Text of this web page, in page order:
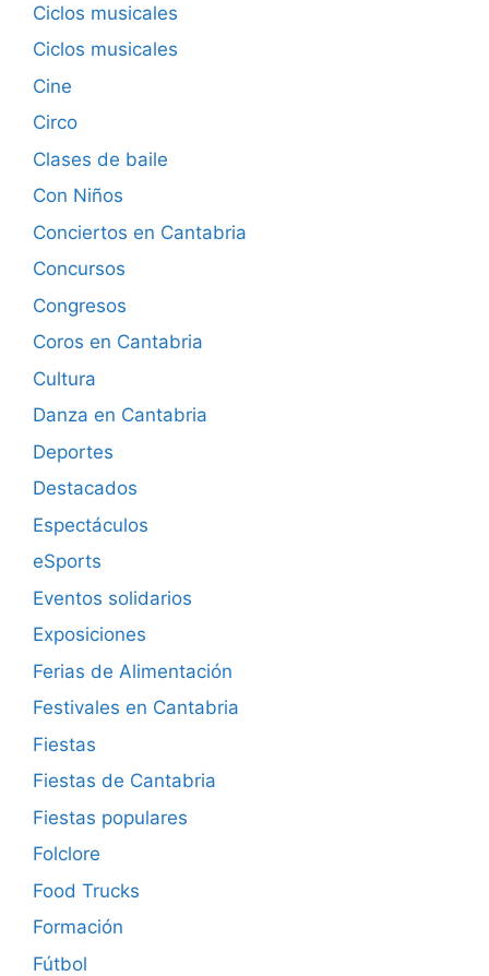
Ciclos musicales
Ciclos musicales
Cine
Circo
Clases de baile
Con Niños
Conciertos en Cantabria
Concursos
Congresos
Coros en Cantabria
Cultura
Danza en Cantabria
Deportes
Destacados
Espectáculos
eSports
Eventos solidarios
Exposiciones
Ferias de Alimentación
Festivales en Cantabria
Fiestas
Fiestas de Cantabria
Fiestas populares
Folclore
Food Trucks
Formación
Fútbol